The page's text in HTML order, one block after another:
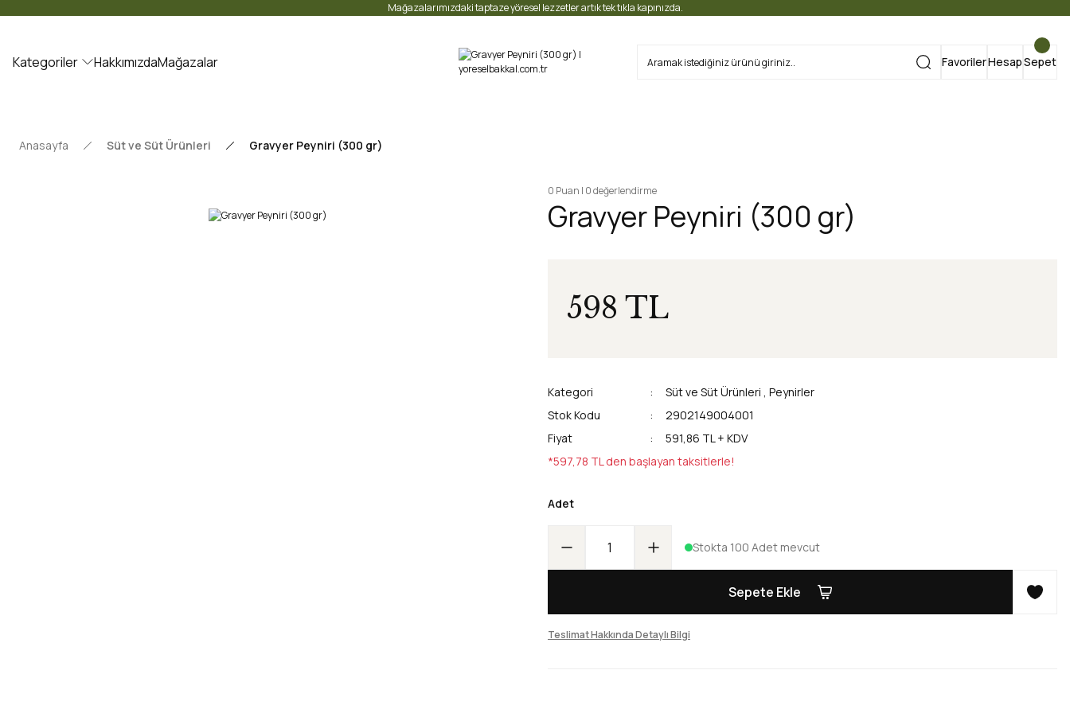
Mağazalarımızdaki taptaze yöresel lezzetler artık tek tıkla kapınızda.
Kategoriler HakkımızdaMağazalar FavorilerHesapSepet
Anasayfa Süt ve Süt Ürünleri Gravyer Peyniri (300 gr)
0 Puan | 0 değerlendirme
Gravyer Peyniri (300 gr)
598 TL
Kategori Süt ve Süt Ürünleri , Peynirler
Stok Kodu
2902149004001
Fiyat
591,86 TL + KDV
*597,78 TL den başlayan taksitlerle!
Adet
Stokta 100 Adet mevcut
Sepete Ekle
Teslimat Hakkında Detaylı Bilgi